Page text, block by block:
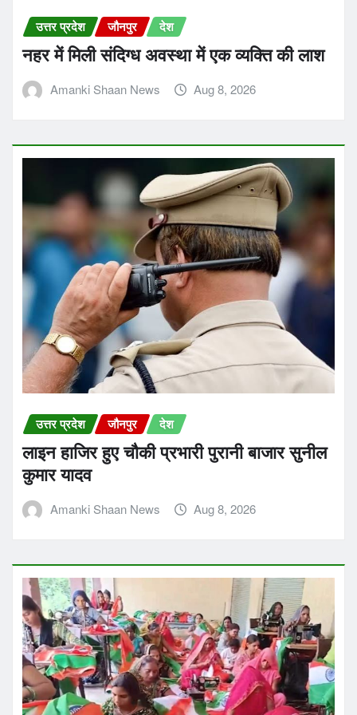
उत्तर प्रदेश जौनपुर देश
नहर में मिली संदिग्ध अवस्था में एक व्यक्ति की लाश
Amanki Shaan News Aug 8, 2026
उत्तर प्रदेश जौनपुर देश
लाइन हाजिर हुए चौकी प्रभारी पुरानी बाजार सुनील
कुमार यादव
Amanki Shaan News Aug 8, 2026